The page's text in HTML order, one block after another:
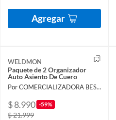
Agregar
WELDMON
Paquete de 2 Organizador
Auto Asiento De Cuero
Por COMERCIALIZADORA BESTVENTA SPA
$ 8.990 -59%
$ 21.999